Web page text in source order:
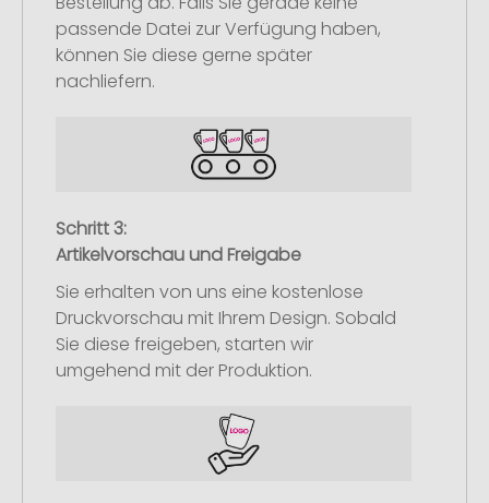
passende Datei zur Verfügung haben,
können Sie diese gerne später
nachliefern.
Schritt 3:
Artikelvorschau und Freigabe
Sie erhalten von uns eine kostenlose
Druckvorschau mit Ihrem Design. Sobald
Sie diese freigeben, starten wir
umgehend mit der Produktion.